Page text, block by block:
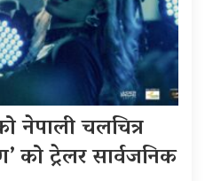
नेपाली चलचित्र
को ट्रेलर सार्वजनिक